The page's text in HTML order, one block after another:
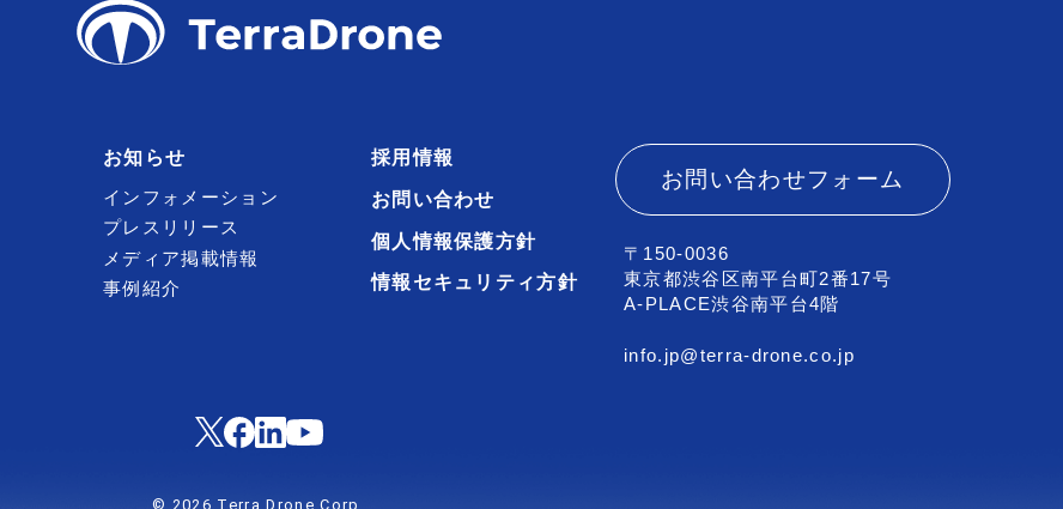
お知らせ
インフォメーション
プレスリリース
メディア掲載情報
事例紹介
採用情報
お問い合わせ
個人情報保護方針
情報セキュリティ方針
お問い合わせフォーム
〒150-0036
東京都渋谷区南平台町2番17号
A-PLACE渋谷南平台4階
info.jp@terra-drone.co.jp
© 2026 Terra Drone Corp.